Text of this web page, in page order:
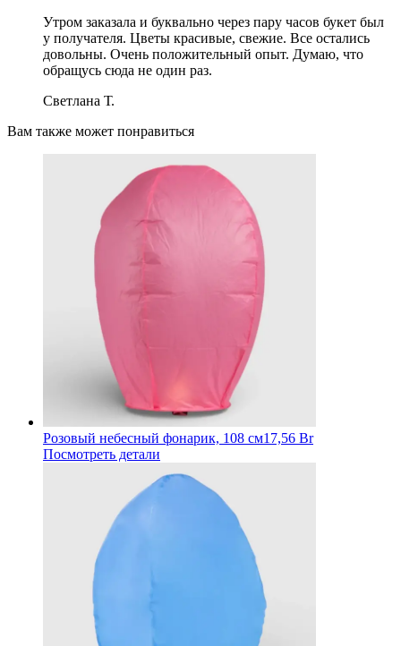
Утром заказала и буквально через пару часов букет был
у получателя. Цветы красивые, свежие. Все остались
довольны. Очень положительный опыт. Думаю, что
обращусь сюда не один раз.
Светлана Т.
Вам также может понравиться
Розовый небесный фонарик, 108 см17,56 Br
Посмотреть детали